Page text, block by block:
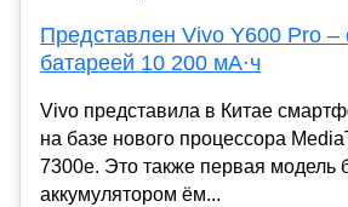
Представлен Vivo Y600 Pro
батареей 10 200 мА·ч
Vivo представила в Китае
на базе нового процессора
7300e. Это также первая модель
аккумулятором ём...